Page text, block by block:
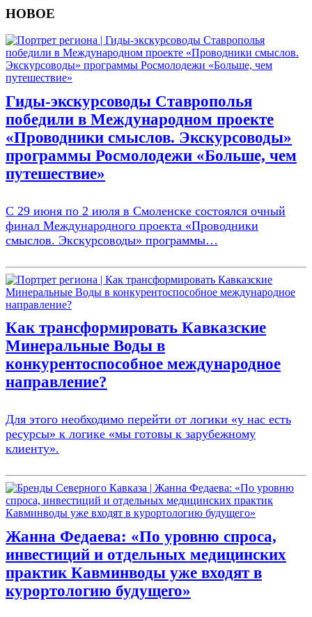
НОВОЕ
Гиды-экскурсоводы Ставрополья
победили в Международном проекте
«Проводники смыслов. Экскурсоводы»
программы Росмолодежи «Больше, чем
путешествие»
С 29 июня по 2 июля в Смоленске состоялся очный
финал Международного проекта «Проводники
смыслов. Экскурсоводы» программы…
Как трансформировать Кавказские
Минеральные Воды в
конкурентоспособное международное
направление?
Для этого необходимо перейти от логики «у нас есть
ресурсы» к логике «мы готовы к зарубежному
клиенту».
Жанна Федаева: «По уровню спроса,
инвестиций и отдельных медицинских
практик Кавминводы уже входят в
курортологию будущего»